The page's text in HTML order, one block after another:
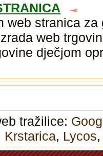
web stranica
web
dječjom
tražilice:
Krstarica, Lycos